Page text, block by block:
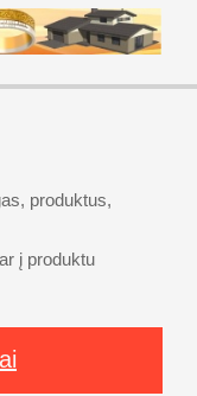
produktus,
į produktu